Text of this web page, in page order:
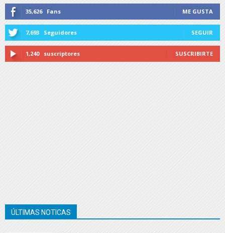
35,626 Fans ME GUSTA
7,693 Seguidores SEGUIR
1,240 suscriptores SUSCRIBIRTE
ÚLTIMAS NOTICAS